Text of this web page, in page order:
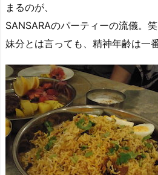
まるのが、
SANSARAのパーティーの流儀。笑
妹分とは言っても、精神年齢は一